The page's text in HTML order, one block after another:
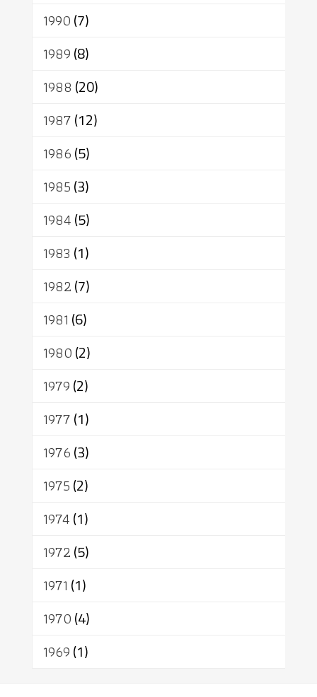
1990(7)
1989(8)
1988 (20)
1987(12)
1986(5)
1985(3)
1984(5)
1983 (1)
1982(7)
1981 (6)
1980(2)
1979(2)
1977(1)
1976(3)
1975(2)
1974(1)
1972(5)
1971 (1)
1970(4)
1969(1)